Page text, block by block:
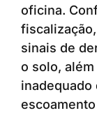
oficina.
sinais de
o solo,
inadequado